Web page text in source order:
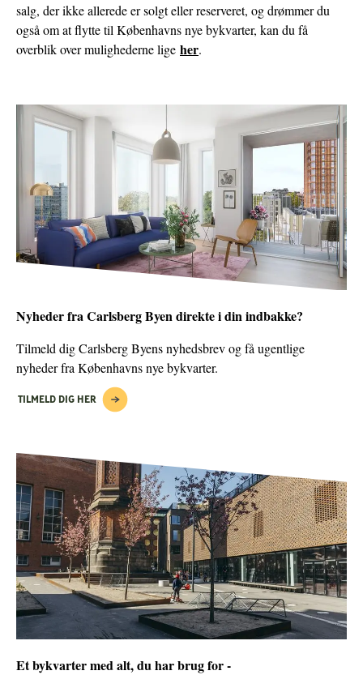
salg, der ikke allerede er solgt eller reserveret, og drømmer du
også om at flytte til Københavns nye bykvarter, kan du få
overblik over mulighederne lige her.
Nyheder fra Carlsberg Byen direkte i din indbakke?
Tilmeld dig Carlsberg Byens nyhedsbrev og få ugentlige
nyheder fra Københavns nye bykvarter.
TILMELD DIG HER
Et bykvarter med alt, du har brug for -